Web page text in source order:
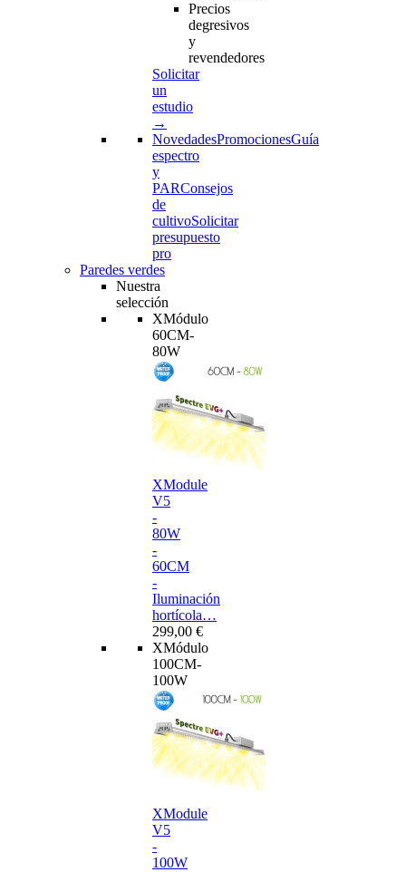
Precios
degresivos
y
revendedores
Solicitar
un
estudio
→
NovedadesPromocionesGuía
espectro
y
PARConsejos
de
cultivoSolicitar
presupuesto
pro
Paredes verdes
Nuestra
selección
XMódulo
60CM-
80W
XModule
V5
-
80W
-
60CM
-
Iluminación
hortícola…
299,00 €
XMódulo
100CM-
100W
XModule
V5
-
100W